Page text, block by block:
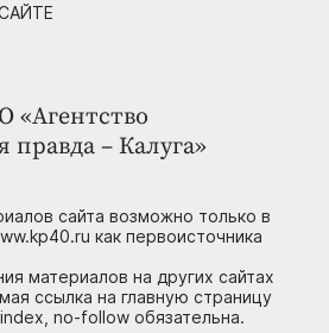
«Агентство
правда – Калуга»
сайта возможно только в
как первоисточника
материалов на других сайтах
ссылка на главную страницу
no-follow обязательна.